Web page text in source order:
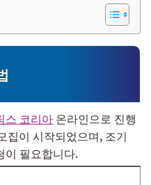
스 코리아 온라인으로 진행
집이 시작되었으며, 조기
이 필요합니다.